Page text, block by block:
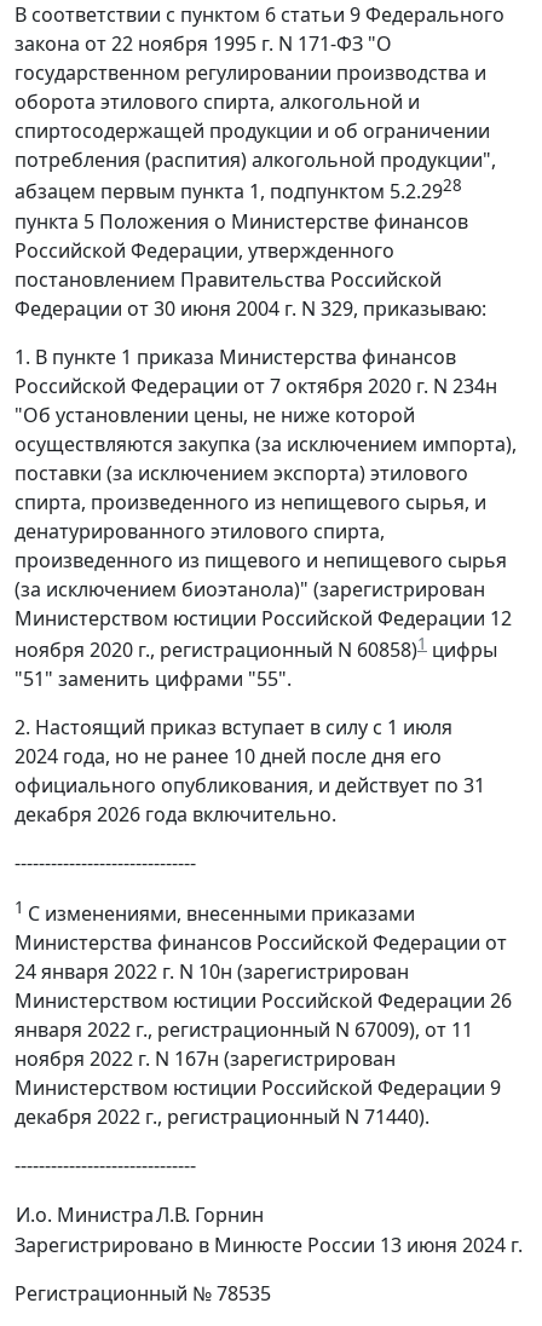
В соответствии с пунктом 6 статьи 9 Федерального
закона от 22 ноября 1995 г. N 171-ФЗ "О
государственном регулировании производства и
оборота этилового спирта, алкогольной и
спиртосодержащей продукции и об ограничении
потребления (распития) алкогольной продукции",
абзацем первым пункта 1, подпунктом 5.2.2928
пункта 5 Положения о Министерстве финансов
Российской Федерации, утвержденного
постановлением Правительства Российской
Федерации от 30 июня 2004 г. N 329, приказываю:
1. В пункте 1 приказа Министерства финансов
Российской Федерации от 7 октября 2020 г. N 234н
"Об установлении цены, не ниже которой
осуществляются закупка (за исключением импорта),
поставки (за исключением экспорта) этилового
спирта, произведенного из непищевого сырья, и
денатурированного этилового спирта,
произведенного из пищевого и непищевого сырья
(за исключением биоэтанола)" (зарегистрирован
Министерством юстиции Российской Федерации 12
ноября 2020 г., регистрационный N 60858)1 цифры
"51" заменить цифрами "55".
2. Настоящий приказ вступает в силу с 1 июля
2024 года, но не ранее 10 дней после дня его
официального опубликования, и действует по 31
декабря 2026 года включительно.
------------------------------
1 С изменениями, внесенными приказами
Министерства финансов Российской Федерации от
24 января 2022 г. N 10н (зарегистрирован
Министерством юстиции Российской Федерации 26
января 2022 г., регистрационный N 67009), от 11
ноября 2022 г. N 167н (зарегистрирован
Министерством юстиции Российской Федерации 9
декабря 2022 г., регистрационный N 71440).
------------------------------
И.о. МинистраЛ.В. Горнин
Зарегистрировано в Минюсте России 13 июня 2024 г.
Регистрационный № 78535